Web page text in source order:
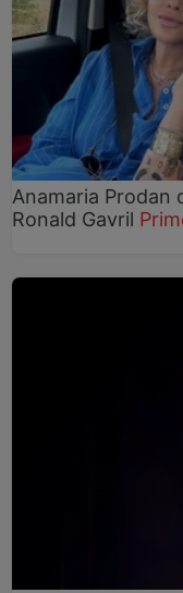
Anamaria Prodan
Ronald Gavril